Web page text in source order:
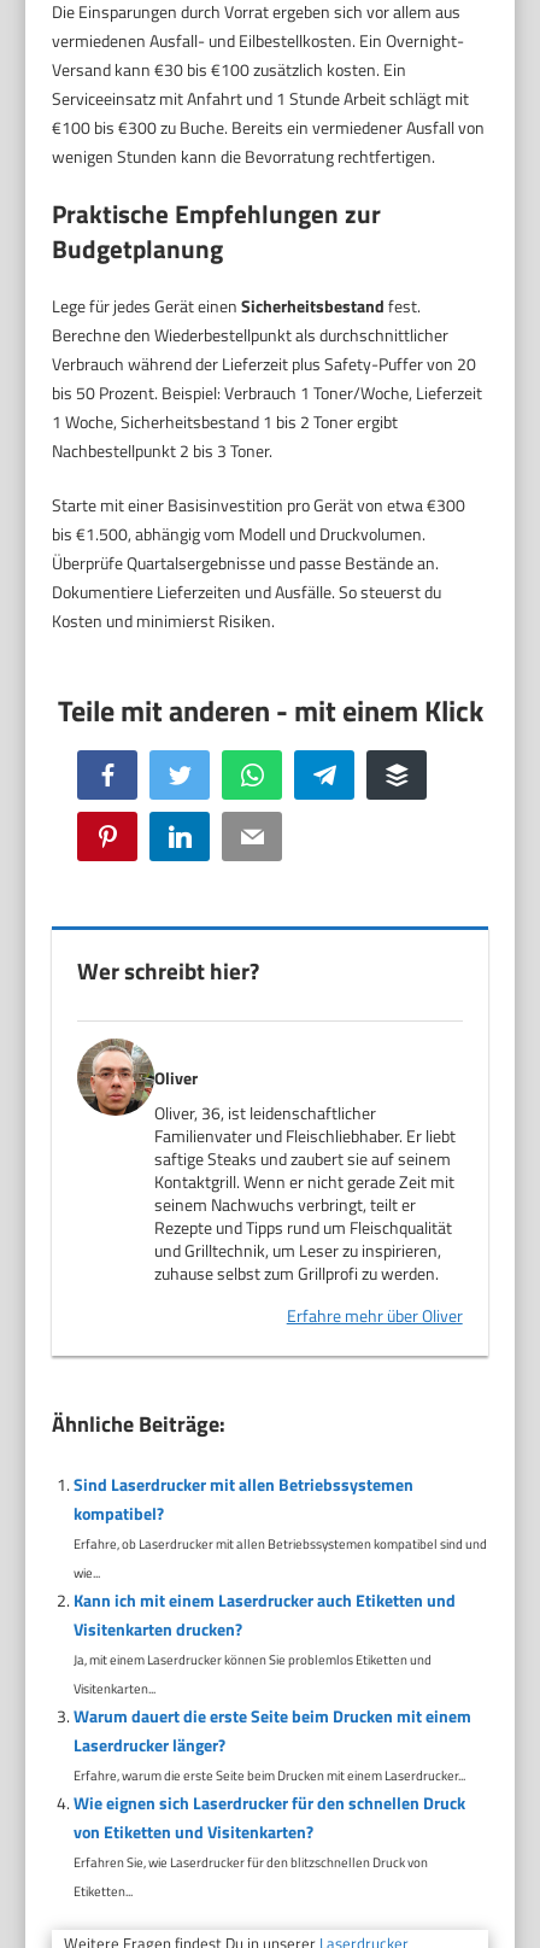
Die Einsparungen durch Vorrat ergeben sich vor allem aus
vermiedenen Ausfall- und Eilbestellkosten. Ein Overnight-
Versand kann €30 bis €100 zusätzlich kosten. Ein
Serviceeinsatz mit Anfahrt und 1 Stunde Arbeit schlägt mit
€100 bis €300 zu Buche. Bereits ein vermiedener Ausfall von
wenigen Stunden kann die Bevorratung rechtfertigen.
Praktische Empfehlungen zur
Budgetplanung
Lege für jedes Gerät einenSicherheitsbestandfest.
Berechne den Wiederbestellpunkt als durchschnittlicher
Verbrauch während der Lieferzeit plus Safety-Puffer von 20
bis 50 Prozent. Beispiel: Verbrauch 1 Toner/Woche, Lieferzeit
1 Woche, Sicherheitsbestand 1 bis 2 Toner ergibt
Nachbestellpunkt 2 bis 3 Toner.
Starte mit einer Basisinvestition pro Gerät von etwa €300
bis €1.500, abhängig vom Modell und Druckvolumen.
Überprüfe Quartalsergebnisse und passe Bestände an.
Dokumentiere Lieferzeiten und Ausfälle. So steuerst du
Kosten und minimierst Risiken.
Facebook Twitter WhatsApp Telegram Buffer
Pinterest LinkedIn Email
Wer schreibt hier?
Oliver
Oliver, 36, ist leidenschaftlicher
Familienvater und Fleischliebhaber. Er liebt
saftige Steaks und zaubert sie auf seinem
Kontaktgrill. Wenn er nicht gerade Zeit mit
seinem Nachwuchs verbringt, teilt er
Rezepte und Tipps rund um Fleischqualität
und Grilltechnik, um Leser zu inspirieren,
zuhause selbst zum Grillprofi zu werden.
Erfahre mehr über Oliver
Ähnliche Beiträge:
Sind Laserdrucker mit allen Betriebssystemen
kompatibel?
Erfahre, ob Laserdrucker mit allen Betriebssystemen kompatibel sind und
wie...
Kann ich mit einem Laserdrucker auch Etiketten und
Visitenkarten drucken?
Ja, mit einem Laserdrucker können Sie problemlos Etiketten und
Visitenkarten...
Warum dauert die erste Seite beim Drucken mit einem
Laserdrucker länger?
Erfahre, warum die erste Seite beim Drucken mit einem Laserdrucker...
Wie eignen sich Laserdrucker für den schnellen Druck
von Etiketten und Visitenkarten?
Erfahren Sie, wie Laserdrucker für den blitzschnellen Druck von
Etiketten...